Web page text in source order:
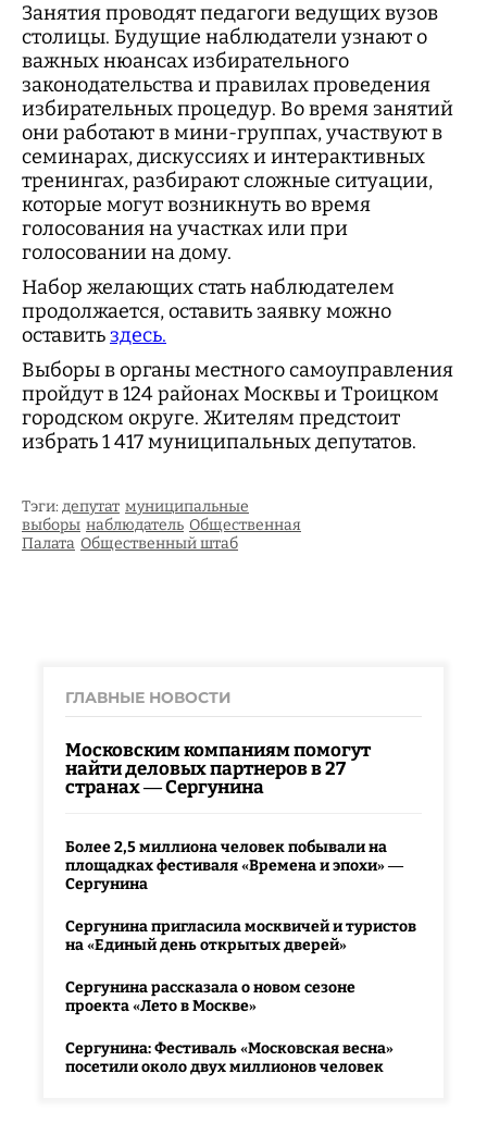
Занятия проводят педагоги ведущих вузов
столицы. Будущие наблюдатели узнают о
важных нюансах избирательного
законодательства и правилах проведения
избирательных процедур. Во время занятий
они работают в мини-группах, участвуют в
семинарах, дискуссиях и интерактивных
тренингах, разбирают сложные ситуации,
которые могут возникнуть во время
голосования на участках или при
голосовании на дому.
Набор желающих стать наблюдателем
продолжается, оставить заявку можно
оставитьздесь.
Выборы в органы местного самоуправления
пройдут в 124 районах Москвы и Троицком
городском округе. Жителям предстоит
избрать 1 417 муниципальных депутатов.
Тэги: депутат муниципальные
выборы наблюдатель Общественная
Палата Общественный штаб
ГЛАВНЫЕ НОВОСТИ
Московским компаниям помогут
найти деловых партнеров в 27
странах — Сергунина
Более 2,5 миллиона человек побывали на
площадках фестиваля «Времена и эпохи» —
Сергунина
Сергунина пригласила москвичей и туристов
на «Единый день открытых дверей»
Сергунина рассказала о новом сезоне
проекта «Лето в Москве»
Сергунина: Фестиваль «Московская весна»
посетили около двух миллионов человек